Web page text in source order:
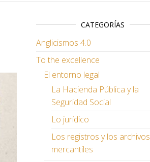
CATEGORÍAS
Anglicismos 4.0
To the excellence
El entorno legal
La Hacienda Pública y la
Seguridad Social
Lo jurídico
Los registros y los archivos
mercantiles